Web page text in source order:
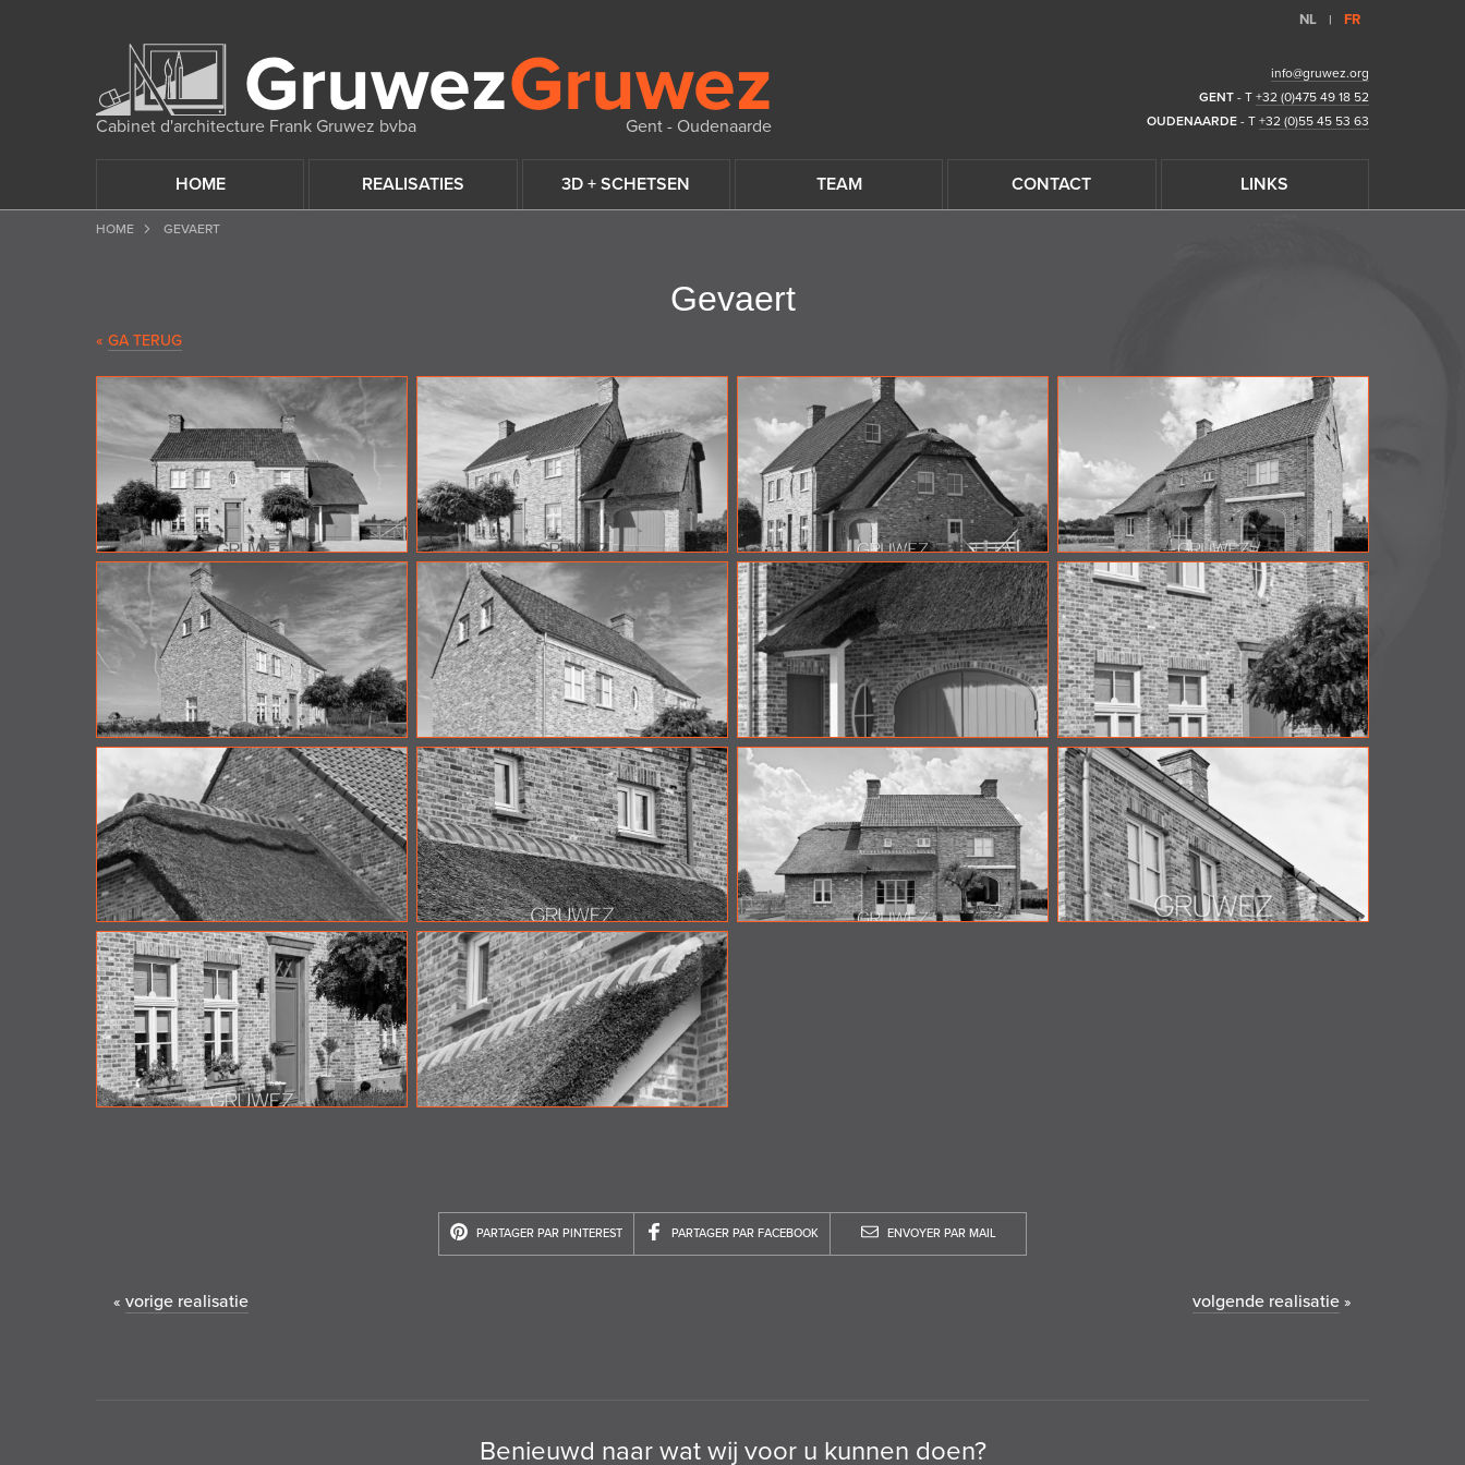
NL | FR
Cabinet d'architecture Frank Gruwez bvba Gent - Oudenaarde
info@gruwez.org
GENT - T +32 (0)475 49 18 52
OUDENAARDE - T +32 (0)55 45 53 63
HOME REALISATIES 3D + SCHETSEN TEAM CONTACT LINKS
HOME GEVAERT
Gevaert
« GA TERUG
PARTAGER PAR PINTEREST PARTAGER PAR FACEBOOK ENVOYER PAR MAIL
« vorige realisatie volgende realisatie »
Benieuwd naar wat wij voor u kunnen doen?